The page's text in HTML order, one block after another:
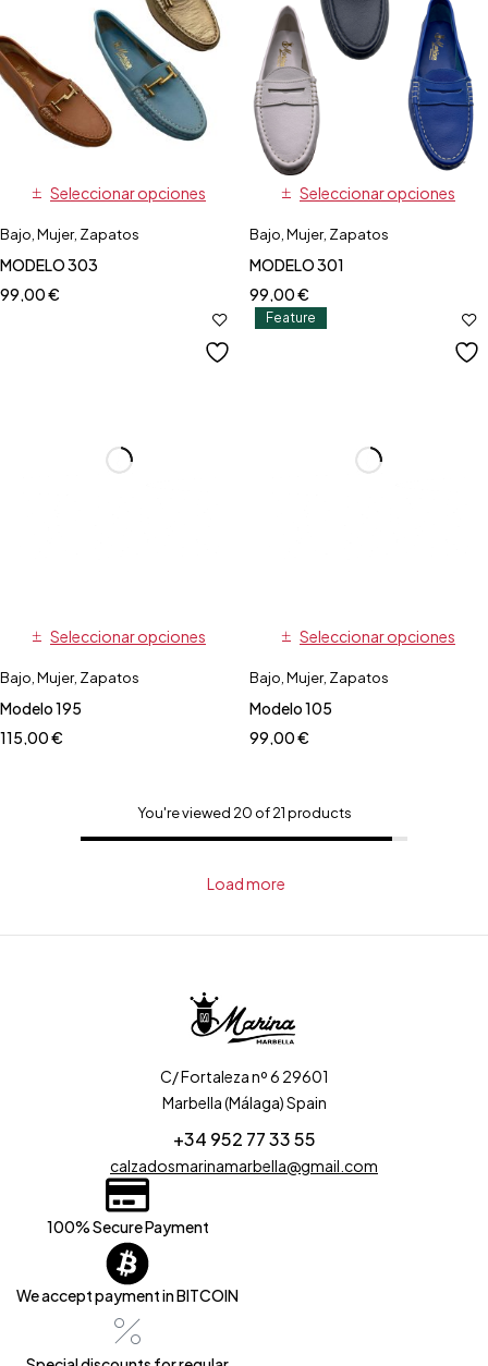
Seleccionar opciones
Bajo Mujer, Zapatos
MODELO 303
99,00€
Seleccionar opciones
Bajo Mujer, Zapatos
MODELO 301
99,00€
Seleccionar opciones
Bajo Mujer, Zapatos
Modelo 195
115,00€
Feature
Seleccionar opciones
Bajo Mujer, Zapatos
Modelo 105
99,00€
You're viewed 20 of 21 products
Load more
C/ Fortaleza nº 6 29601
Marbella (Málaga) Spain
+34 952 77 33 55
calzadosmarinamarbella@gmail.com
100% Secure Payment
We accept payment in BITCOIN